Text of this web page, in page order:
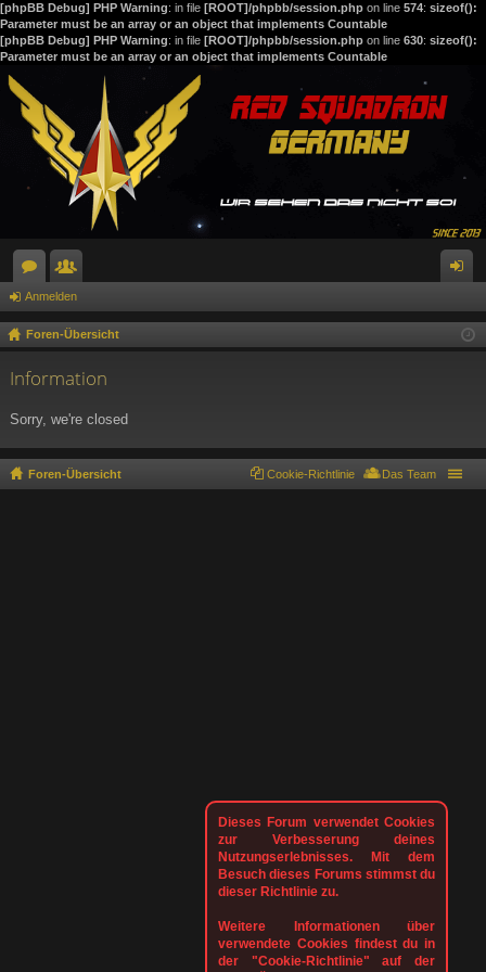
[phpBB Debug] PHP Warning: in file [ROOT]/phpbb/session.php on line 574: sizeof():
Parameter must be an array or an object that implements Countable
[phpBB Debug] PHP Warning: in file [ROOT]/phpbb/session.php on line 630: sizeof():
Parameter must be an array or an object that implements Countable
or
en
itg
lie m
Anmelden
Foren-Übersicht
Information
Sorry, we're closed
Dieses Forum verwendet Cookies
zur Verbesserung deines
Nutzungserlebnisses. Mit dem
Besuch dieses Forums stimmst du
dieser Richtlinie zu.
Weitere Informationen über
verwendete Cookies findest du in
der "Cookie-Richtlinie" auf der
Foren-Übersicht Das Team
Cookie-Richtlinie